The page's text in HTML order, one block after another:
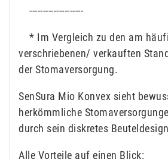
--------------------
* Im Vergleich zu den am
verschriebenen/ verkauften
der Stomaversorgung.
SenSura Mio Konvex sieht
herkömmliche
durch sein diskretes
Alle Vorteile auf einen Blick: